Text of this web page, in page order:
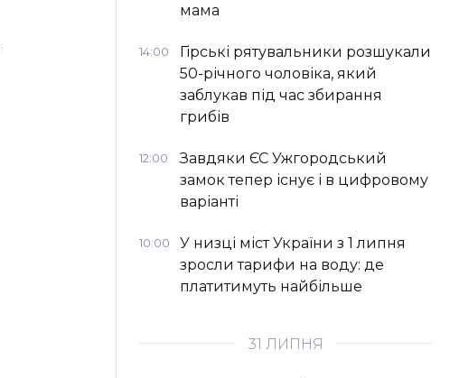
мама
14:00
Гірські рятувальники розшукали
50-річного чоловіка, який
заблукав під час збирання
грибів
12:00
Завдяки ЄС Ужгородський
замок тепер існує і в цифровому
варіанті
10:00
У низці міст України з 1 липня
зросли тарифи на воду: де
платитимуть найбільше
31 ЛИПНЯ